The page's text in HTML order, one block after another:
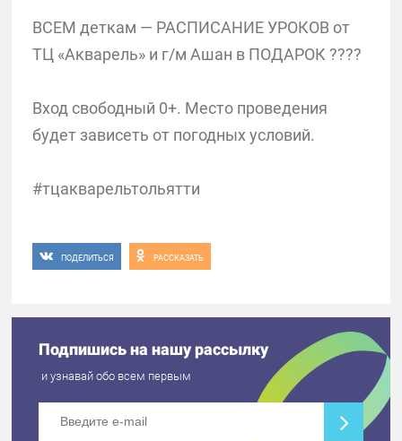
ВСЕМ деткам — РАСПИСАНИЕ УРОКОВ от
ТЦ «Акварель» и г/м Ашан в ПОДАРОК ????
Вход свободный 0+. Место проведения
будет зависеть от погодных условий.
#тцакварельтольятти
ПОДЕЛИТЬСЯ РАССКАЗАТЬ
Подпишись на нашу рассылку
и узнавай обо всем первым